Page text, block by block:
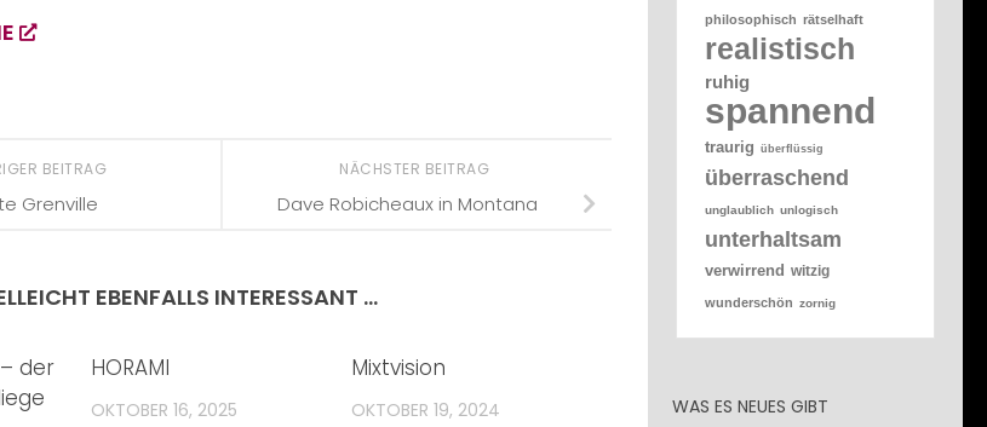
NÄCHSTER BEITRAG
Dave Robicheaux in Montana
BEITRAG
Grenville
EBENFALLS INTERESSANT …
der
HORAMI
OKTOBER 16, 2025
Mixtvision
OKTOBER 19, 2024
philosophisch rätselhaft
realistisch
ruhig
spannend
traurig überflüssig
überraschend
unglaublich unlogisch
unterhaltsam
verwirrend witzig
wunderschön zornig
WAS ES NEUES GIBT